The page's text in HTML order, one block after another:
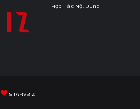
Hợp Tác Nội Dung
STARVBIZ